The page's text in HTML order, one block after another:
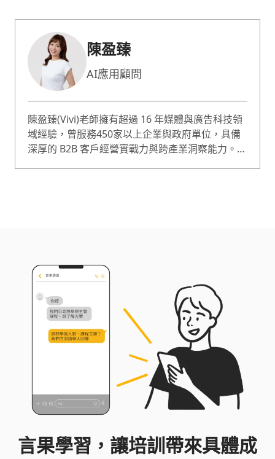
趣，課程有大量實作練習，給學員最扎實有效的成
長。內容會針對不同學員程度調整，從電腦小白到
科技公司員工都能輕鬆上手、有所收穫。
陳盈臻
AI應用顧問
陳盈臻(Vivi)老師擁有超過 16 年媒體與廣告科技領
域經驗，曾服務450家以上企業與政府單位，具備
深厚的 B2B 客戶經營實戰力與跨產業洞察能力。雖
運用。
言果學習，讓培訓帶來具體成